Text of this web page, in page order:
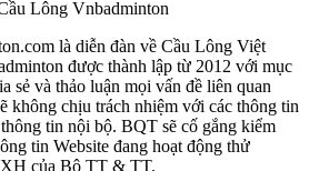
Lông Vnbadminton
là diễn đàn về Cầu Lông Việt
được thành lập từ 2012 với mục
sẻ và thảo luận mọi vấn đề liên quan
không chịu trách nhiệm với các thông tin
tin nội bộ. BQT sẽ cố gắng kiểm
tin Website đang hoạt động thử
của Bộ TT & TT.